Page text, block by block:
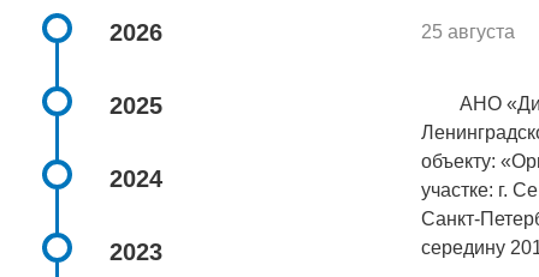
2026
2025
2024
2023
25 августа
АНО
объекту:
участке: г.
Санкт-
середину